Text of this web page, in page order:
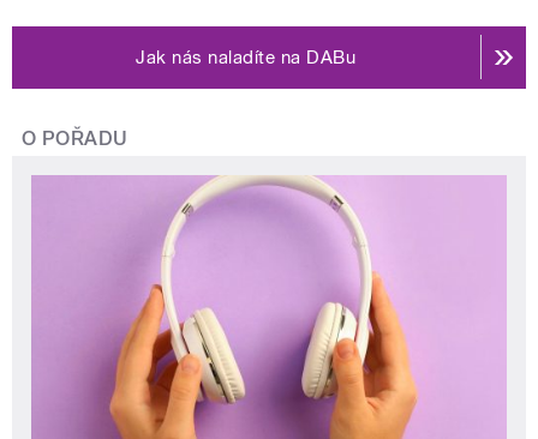
Jak nás naladíte na DABu
O POŘADU